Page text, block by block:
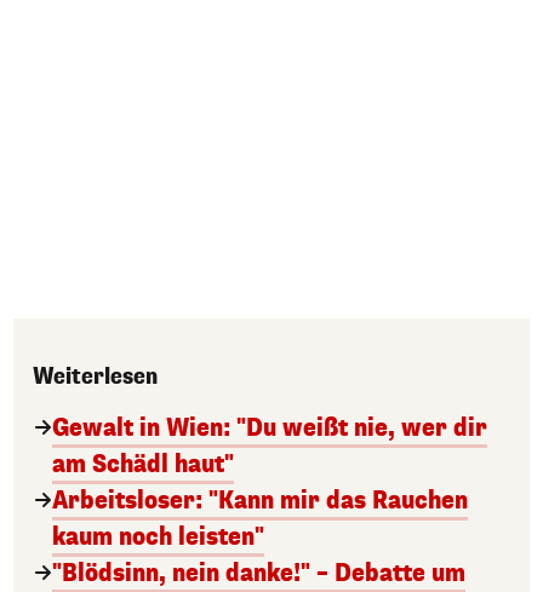
Weiterlesen
Gewalt in Wien: "Du weißt nie, wer dir
am Schädl haut"
Arbeitsloser: "Kann mir das Rauchen
kaum noch leisten"
"Blödsinn, nein danke!" – Debatte um